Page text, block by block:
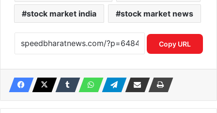
stock market india stock market news
Copy URL